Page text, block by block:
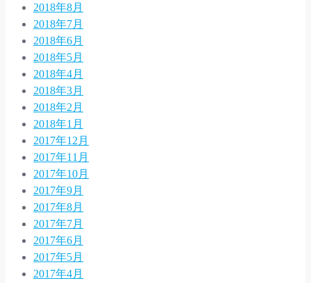
2018年8月
2018年7月
2018年6月
2018年5月
2018年4月
2018年3月
2018年2月
2018年1月
2017年12月
2017年11月
2017年10月
2017年9月
2017年8月
2017年7月
2017年6月
2017年5月
2017年4月